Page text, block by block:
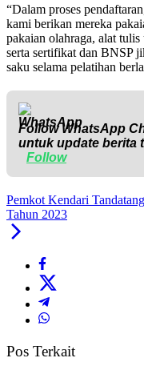
“Dalam proses
kami berikan mereka
pakaian olahraga, alat
serta sertifikat dan BNSP
saku selama pelatihan
Follow WhatsApp
untuk update berita
Follow
Pemkot Kendari
Tahun 2023
Pos Terkait